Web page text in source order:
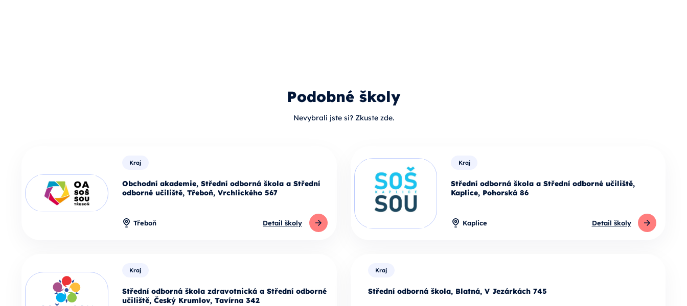
Podobné školy
Nevybrali jste si? Zkuste zde.
Kraj
Obchodní akademie, Střední odborná škola a Střední
odborné učiliště, Třeboň, Vrchlického 567
Třeboň Detail školy
Kraj
Střední odborná škola a Střední odborné učiliště,
Kaplice, Pohorská 86
Kaplice Detail školy
Kraj
Střední odborná škola zdravotnická a Střední odborné
učiliště, Český Krumlov, Tavírna 342
Kraj
Střední odborná škola, Blatná, V Jezárkách 745